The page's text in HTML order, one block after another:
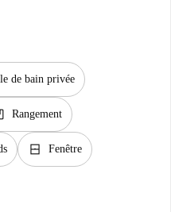
de bain privée
Rangement
window_closed Fenêtre